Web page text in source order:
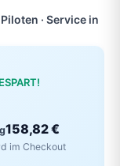
· Service in
158,82 €
im Checkout